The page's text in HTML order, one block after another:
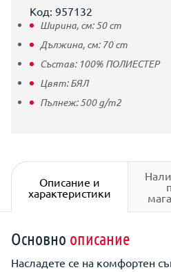
Код: 957132
Ширина, см:50cm
Дължина, см: 70cm
Състав: 100% ПОЛИЕСТЕР
Цвят:БЯЛ
Пълнеж:500g/m2
Описание и
характеристики
Основно описание
Насладете се на комфортен